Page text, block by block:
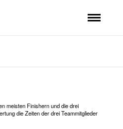
meisten Finishern und die drei
die Zeiten der drei Teammitglieder